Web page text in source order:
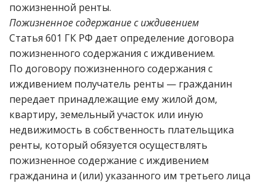
пожизненной ренты.
Пожизненное содержание с иждивением
Статья 601 ГК РФ дает определение договора
пожизненного содержания с иждивением.
По договору пожизненного содержания с
иждивением получатель ренты — гражданин
передает принадлежащие ему жилой дом,
квартиру, земельный участок или иную
недвижимость в собственность плательщика
ренты, который обязуется осуществлять
пожизненное содержание с иждивением
гражданина и (или) указанного им третьего лица